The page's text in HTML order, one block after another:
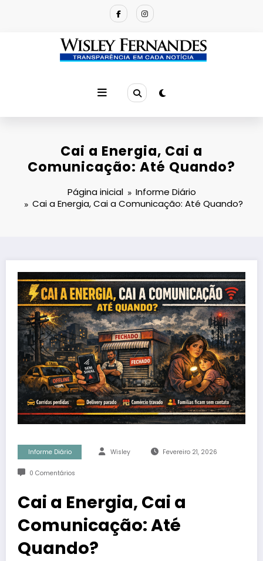
Cai a Energia, Cai a
Comunicação: Até Quando?
Página inicial
Informe Diário
Cai a Energia, Cai a Comunicação: Até Quando?
Informe Diário Wisley Fevereiro 21, 2026
0 Comentários
Cai a Energia, Cai a
Comunicação: Até
Quando?